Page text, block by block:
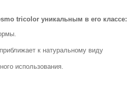
tricolor уникальным в его классе:
к натуральному виду
использования.